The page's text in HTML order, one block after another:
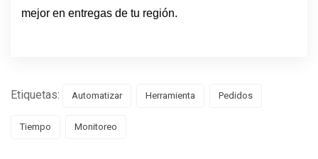
mejor en entregas de tu región.
Etiquetas: Automatizar Herramienta Pedidos
Tiempo Monitoreo